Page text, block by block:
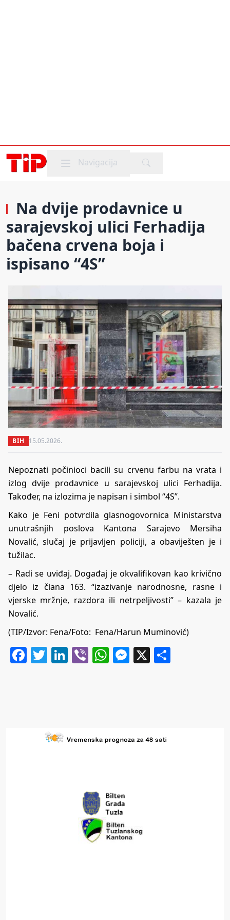
Mobile menu
Navigacija
Na dvije prodavnice u
sarajevskoj ulici Ferhadija
bačena crvena boja i
ispisano “4S”
BIH 15.05.2026.
Nepoznati počinioci bacili su crvenu farbu na vrata i
izlog dvije prodavnice u sarajevskoj ulici Ferhadija.
Također, na izlozima je napisan i simbol “4S”.
Kako je Feni potvrdila glasnogovornica Ministarstva
unutrašnjih poslova Kantona Sarajevo Mersiha
Novalić, slučaj je prijavljen policiji, a obaviješten je i
tužilac.
– Radi se uviđaj. Događaj je okvalifikovan kao krivično
djelo iz člana 163. “izazivanje narodnosne, rasne i
vjerske mržnje, razdora ili netrpeljivosti” – kazala je
Novalić.
(TIP/Izvor: Fena/Foto: Fena/Harun Muminović)
Facebook
Twitter
LinkedIn
ViberWhatsApp
Messenger
X